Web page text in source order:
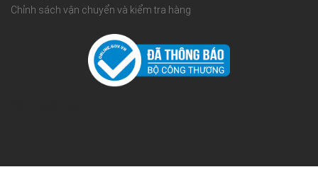
Chỉnh sách vận chuyển và kiểm tra hàng